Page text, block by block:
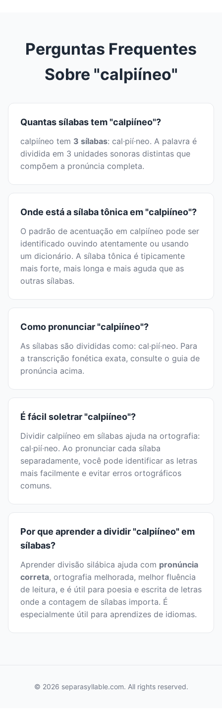
Perguntas Frequentes
Sobre "calpiíneo"
Quantas sílabas tem "calpiíneo"?
calpiíneo tem 3 sílabas: cal·pií·neo. A palavra é
dividida em 3 unidades sonoras distintas que
compõem a pronúncia completa.
Onde está a sílaba tônica em "calpiíneo"?
O padrão de acentuação em calpiíneo pode ser
identificado ouvindo atentamente ou usando
um dicionário. A sílaba tônica é tipicamente
mais forte, mais longa e mais aguda que as
outras sílabas.
Como pronunciar "calpiíneo"?
As sílabas são divididas como: cal·pií·neo. Para
a transcrição fonética exata, consulte o guia de
pronúncia acima.
É fácil soletrar "calpiíneo"?
Dividir calpiíneo em sílabas ajuda na ortografia:
cal·pií·neo. Ao pronunciar cada sílaba
separadamente, você pode identificar as letras
mais facilmente e evitar erros ortográficos
comuns.
Por que aprender a dividir "calpiíneo" em
sílabas?
Aprender divisão silábica ajuda com pronúncia
correta, ortografia melhorada, melhor fluência
de leitura, e é útil para poesia e escrita de letras
onde a contagem de sílabas importa. É
especialmente útil para aprendizes de idiomas.
© 2026 separasyllable.com. All rights reserved.